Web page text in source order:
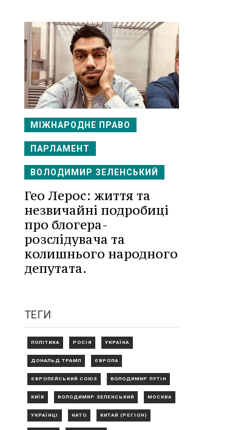
МІЖНАРОДНЕ ПРАВО
ПАРЛАМЕНТ
ВОЛОДИМИР ЗЕЛЕНСЬКИЙ
Гео Лерос: життя та
незвичайні подробиці
про блогера-
розслідувача та
колишнього народного
депутата.
ТЕГИ
ПОЛІТИКА РОСІЯ УКРАЇНА
ДОНАЛЬД ТРАМП ЄВРОПА
ЄВРОПЕЙСЬКИЙ СОЮЗ ВОЛОДИМИР ПУТІН
КИЇВ ВОЛОДИМИР ЗЕЛЕНСЬКИЙ МОСКВА
УКРАЇНЦІ НАТО КИТАЙ (РЕГІОН)